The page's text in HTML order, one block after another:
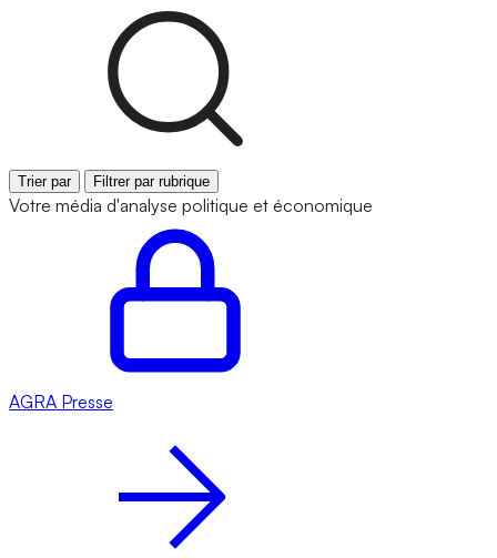
Trier par Filtrer par rubrique
Votre média d'analyse politique et économique
AGRA Presse